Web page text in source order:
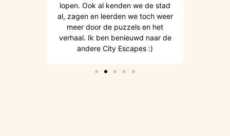
lopen. Ook al kenden we de stad
al, zagen en leerden we toch weer
meer door de puzzels en het
verhaal. Ik ben benieuwd naar de
andere City Escapes :)